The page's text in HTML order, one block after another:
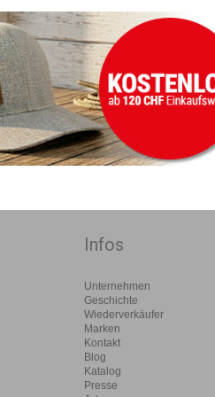
Infos
Unternehmen
Geschichte
Wiederverkäufer
Marken
Kontakt
Blog
Katalog
Presse